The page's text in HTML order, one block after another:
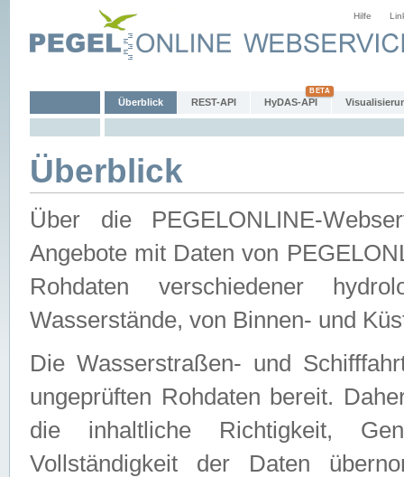
Hilfe
Überblick REST-API HyDAS-API
Überblick
Über die PEGELONLINE-
Angebote mit Daten von
Rohdaten verschiedener
Wasserstände, von Binnen- und
Die Wasserstraßen- und
ungeprüften Rohdaten bereit.
die inhaltliche Richtigkeit,
Vollständigkeit der Daten